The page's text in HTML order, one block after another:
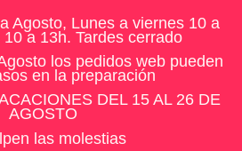
Agosto, Lunes a viernes 10 a
a 13h. Tardes cerrado
los pedidos web pueden
en la preparación
DEL 15 AL 26 DE
AGOSTO
las molestias